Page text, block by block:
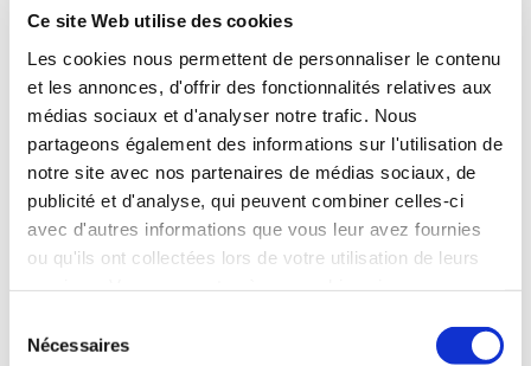
Ce site Web utilise des cookies
Les cookies nous permettent de personnaliser le contenu
et les annonces, d'offrir des fonctionnalités relatives aux
médias sociaux et d'analyser notre trafic. Nous
partageons également des informations sur l'utilisation de
notre site avec nos partenaires de médias sociaux, de
publicité et d'analyse, qui peuvent combiner celles-ci
avec d'autres informations que vous leur avez fournies
ou qu'ils ont collectées lors de votre utilisation de leurs
Nécessaires
sur quatre Caracal, qui figurait également au plan de
2022 pour un montant de plus de 250 M€. Tout comme la
commande des trois hélicoptères à usage gouvernemental
(HUG) pour un montant de de 156,6 M€. L'opération couvre
une flotte de 23 Caracal attendue, 15 appareils devraient
être commandés d'ici à la fin de l'année. Pour les huit
derniers, les discussions sont en cours entre l'armée de l'Air
et la DGA.